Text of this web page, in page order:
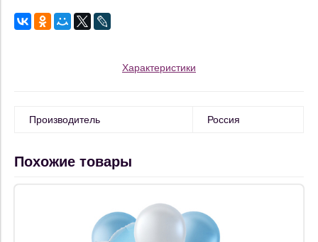
Характеристики
Производитель Россия
Похожие товары